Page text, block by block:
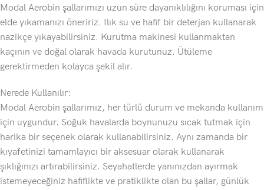
Modal Aerobin şallarımızı uzun süre dayanıklılığını koruması için
elde yıkamanızı öneririz. Ilık su ve hafif bir deterjan kullanarak
nazikçe yıkayabilirsiniz. Kurutma makinesi kullanmaktan
kaçının ve doğal olarak havada kurutunuz. Ütüleme
gerektirmeden kolayca şekil alır.
Nerede Kullanılır:
Modal Aerobin şallarımız, her türlü durum ve mekanda kullanım
için uygundur. Soğuk havalarda boynunuzu sıcak tutmak için
harika bir seçenek olarak kullanabilirsiniz. Aynı zamanda bir
kıyafetinizi tamamlayıcı bir aksesuar olarak kullanarak
şıklığınızı artırabilirsiniz. Seyahatlerde yanınızdan ayırmak
istemeyeceğiniz hafiflikte ve pratiklikte olan bu şallar, günlük